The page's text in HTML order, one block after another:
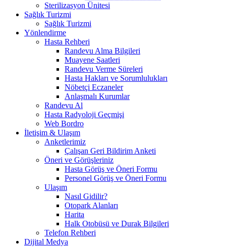
Sterilizasyon Ünitesi
Sağlık Turizmi
Sağlık Turizmi
Yönlendirme
Hasta Rehberi
Randevu Alma Bilgileri
Muayene Saatleri
Randevu Verme Süreleri
Hasta Hakları ve Sorumlulukları
Nöbetçi Eczaneler
Anlaşmalı Kurumlar
Randevu Al
Hasta Radyoloji Geçmişi
Web Bordro
İletişim & Ulaşım
Anketlerimiz
Çalışan Geri Bildirim Anketi
Öneri ve Görüşleriniz
Hasta Görüş ve Öneri Formu
Personel Görüş ve Öneri Formu
Ulaşım
Nasıl Gidilir?
Otopark Alanları
Harita
Halk Otobüsü ve Durak Bilgileri
Telefon Rehberi
Dijital Medya